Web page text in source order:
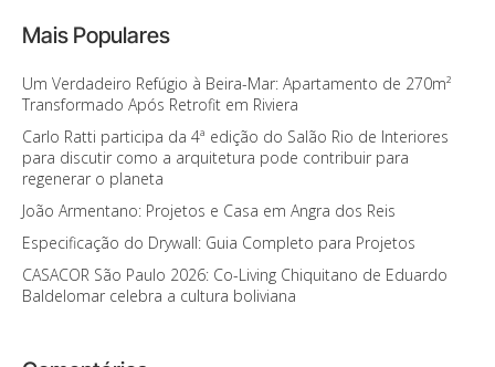
Mais Populares
Um Verdadeiro Refúgio à Beira-Mar: Apartamento de 270m²
Transformado Após Retrofit em Riviera
Carlo Ratti participa da 4ª edição do Salão Rio de Interiores
para discutir como a arquitetura pode contribuir para
regenerar o planeta
João Armentano: Projetos e Casa em Angra dos Reis
Especificação do Drywall: Guia Completo para Projetos
CASACOR São Paulo 2026: Co-Living Chiquitano de Eduardo
Baldelomar celebra a cultura boliviana